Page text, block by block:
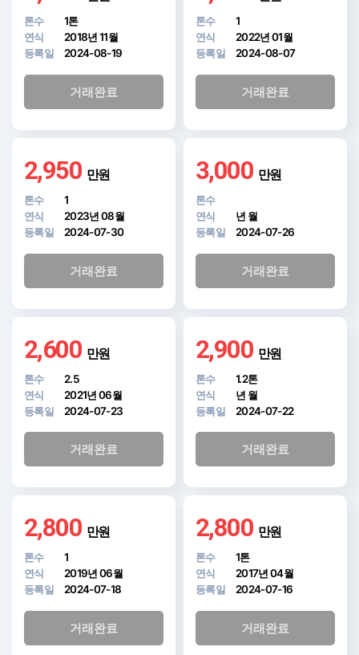
톤수
1톤
연식
2018년 11월
등록일
2024-08-19
거래완료
톤수
1
연식
2022년 01월
등록일
2024-08-07
거래완료
2,950 만원
톤수
1
연식
2023년 08월
등록일
2024-07-30
거래완료
3,000 만원
톤수
연식
년 월
등록일
2024-07-26
거래완료
2,600 만원
톤수
2.5
연식
2021년 06월
등록일
2024-07-23
거래완료
2,900 만원
톤수
1.2톤
연식
년 월
등록일
2024-07-22
거래완료
2,800 만원
톤수
1
연식
2019년 06월
등록일
2024-07-18
거래완료
2,800 만원
톤수
1톤
연식
2017년 04월
등록일
2024-07-16
거래완료